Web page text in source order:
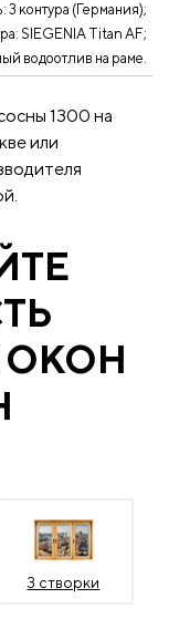
3 контура (Германия);
SIEGENIA Titan AF;
водоотлив на раме.
1300 на
или
ОКОН
3 створки